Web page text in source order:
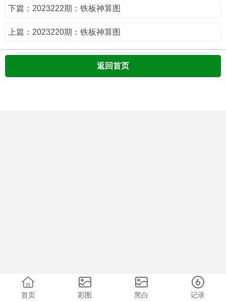
下篇：2023222期：铁板神算图
上篇：2023220期：铁板神算图
返回首页
首页 彩图 黑白 记录